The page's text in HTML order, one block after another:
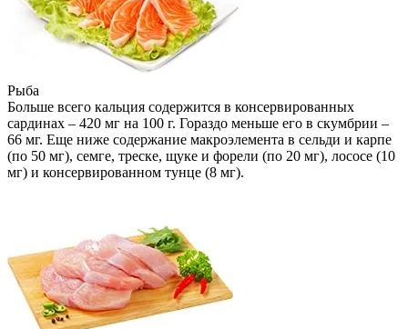
Рыба
Больше всего кальция содержится в консервированных
сардинах – 420 мг на 100 г. Гораздо меньше его в скумбрии –
66 мг. Еще ниже содержание макроэлемента в сельди и карпе
(по 50 мг), семге, треске, щуке и форели (по 20 мг), лососе (10
мг) и консервированном тунце (8 мг).